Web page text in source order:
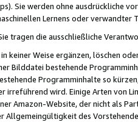
Sie werden ohne ausdrückliche
Lernens oder
tragen die ausschließliche
keiner Weise ergänzen, löschen
Bilddatei bestehende
Programminhalte so
irreführend wird. Einige Arten von
Amazon-Website, der nicht als
Allgemeingültigkeit des